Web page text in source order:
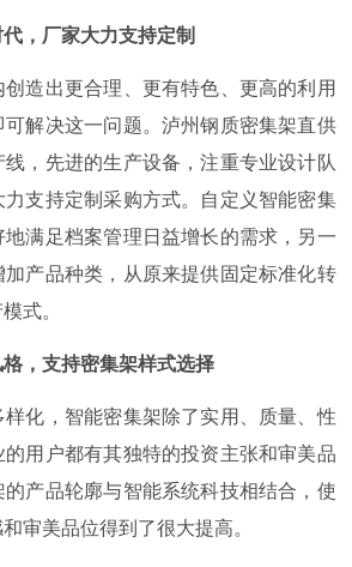
，厂家大力支持定制
造出更合理、更有特色、更高的利用
解决这一问题。泸州钢质密集架直供
，先进的生产设备，注重专业设计队
支持定制采购方式。自定义智能密集
满足档案管理日益增长的需求，另一
产品种类，从原来提供固定标准化转
式。
，支持密集架样式选择
样化，智能密集架除了实用、质量、性
用户都有其独特的投资主张和审美品
产品轮廓与智能系统科技相结合，使
审美品位得到了很大提高。